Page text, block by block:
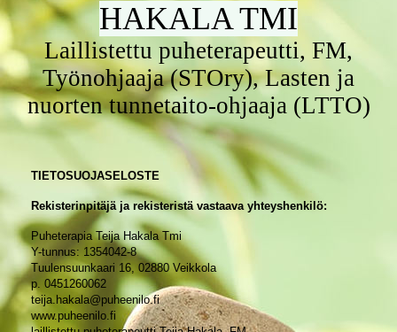
HAKALA TMI
Laillistettu puheterapeutti, FM,
Työnohjaaja (STOry), Lasten ja
nuorten tunnetaito-ohjaaja (LTTO)
TIETOSUOJASELOSTE
Rekisterinpitäjä ja rekisteristä vastaava yhteyshenkilö:
Puheterapia Teija Hakala Tmi
Y-tunnus: 1354042-8
Tuulensuunkaari 16, 02880 Veikkola
p. 0451260062
teija.hakala@puheenilo.fi
www.puheenilo.fi